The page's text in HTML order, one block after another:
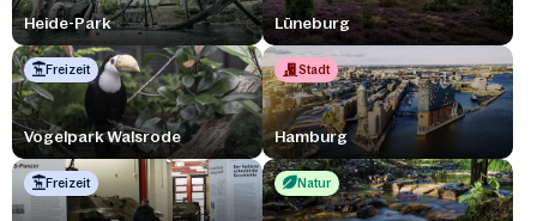
Heide-Park Lüneburg
Freizeit
Vogelpark Walsrode
Stadt
Hamburg
Freizeit Natur